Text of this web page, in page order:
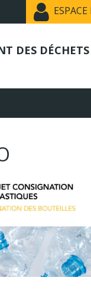
ESPACE
DES DÉCHETS